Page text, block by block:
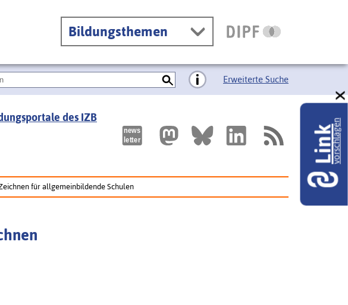
Bildungsthemen
Erweiterte Suche
des IZB
für allgemeinbildende Schulen
Linkvorschlagen